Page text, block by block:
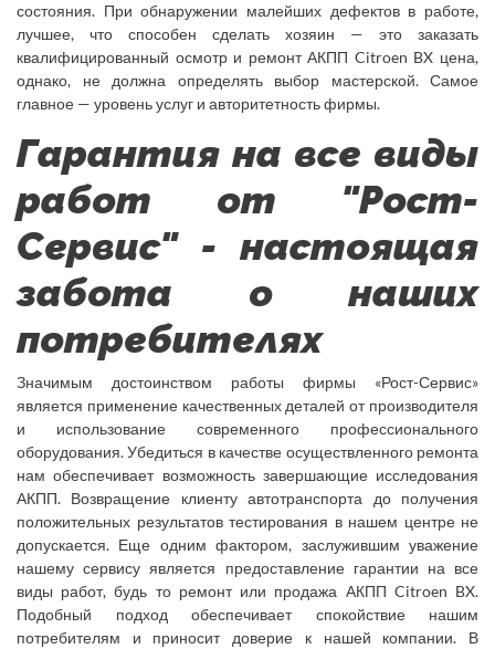
состояния. При обнаружении малейших дефектов в работе,
лучшее, что способен сделать хозяин — это заказать
квалифицированный осмотр и ремонт АКПП Citroen BX цена,
однако, не должна определять выбор мастерской. Самое
главное — уровень услуг и авторитетность фирмы.
Гарантия на все виды
работ от "Рост-
Сервис" - настоящая
забота о наших
потребителях
Значимым достоинством работы фирмы «Рост-Сервис»
является применение качественных деталей от производителя
и использование современного профессионального
оборудования. Убедиться в качестве осуществленного ремонта
нам обеспечивает возможность завершающие исследования
АКПП. Возвращение клиенту автотранспорта до получения
положительных результатов тестирования в нашем центре не
допускается. Еще одним фактором, заслужившим уважение
нашему сервису является предоставление гарантии на все
виды работ, будь то ремонт или продажа АКПП Citroen BX.
Подобный подход обеспечивает спокойствие нашим
потребителям и приносит доверие к нашей компании. В